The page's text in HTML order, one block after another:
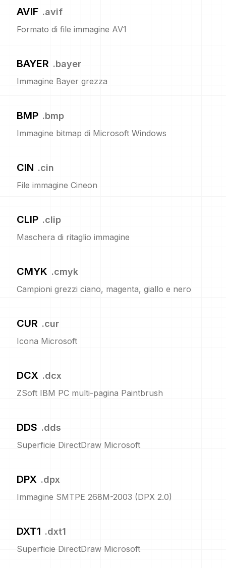
AVIF .avif
Formato di file immagine AV1
BAYER .bayer
Immagine Bayer grezza
BMP .bmp
Immagine bitmap di Microsoft Windows
CIN .cin
File immagine Cineon
CLIP .clip
Maschera di ritaglio immagine
CMYK .cmyk
Campioni grezzi ciano, magenta, giallo e nero
CUR .cur
Icona Microsoft
DCX .dcx
ZSoft IBM PC multi-pagina Paintbrush
DDS .dds
Superficie DirectDraw Microsoft
DPX .dpx
Immagine SMTPE 268M-2003 (DPX 2.0)
DXT1 .dxt1
Superficie DirectDraw Microsoft